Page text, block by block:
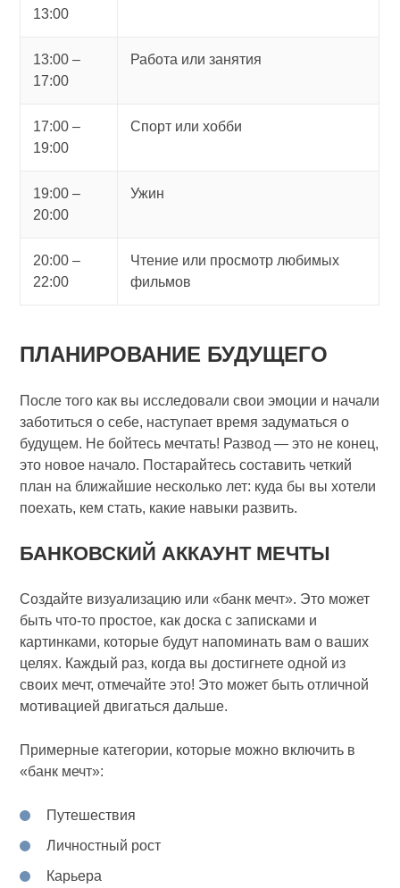
13:00
13:00 –
17:00
Работа или занятия
17:00 –
19:00
Спорт или хобби
19:00 –
20:00
Ужин
20:00 –
22:00
Чтение или просмотр любимых
фильмов
ПЛАНИРОВАНИЕ БУДУЩЕГО
После того как вы исследовали свои эмоции и начали
заботиться о себе, наступает время задуматься о
будущем. Не бойтесь мечтать! Развод — это не конец,
это новое начало. Постарайтесь составить четкий
план на ближайшие несколько лет: куда бы вы хотели
поехать, кем стать, какие навыки развить.
БАНКОВСКИЙ АККАУНТ МЕЧТЫ
Создайте визуализацию или «банк мечт». Это может
быть что-то простое, как доска с записками и
картинками, которые будут напоминать вам о ваших
целях. Каждый раз, когда вы достигнете одной из
своих мечт, отмечайте это! Это может быть отличной
мотивацией двигаться дальше.
Примерные категории, которые можно включить в
«банк мечт»:
Путешествия
Личностный рост
Карьера